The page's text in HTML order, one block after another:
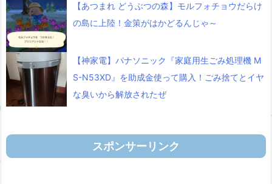
【あつまれ どうぶつの森】モルフォチョウだらけ
の島に上陸！金策がはかどるんじゃ～
【神家電】パナソニック『家庭用生ごみ処理機 M
S-N53XD』を助成金使って購入！ごみ捨てとイヤ
な臭いから解放されたぜ
スポンサーリンク